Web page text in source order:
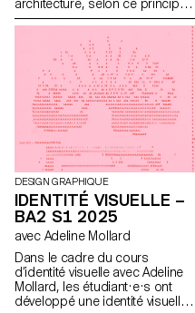
architecture, selon ce principe,
les caractéristiques uniques
d’un lieu sont prolongées dans
une réalisation. Les élèves de
2ème année en Design
graphique ont travaillé sur une
communication basée sur ce
principe et sur la réalisation
architecturale qui s’y réfère afin
d’en faire la promotion, ou de
prolonger la communication du
DESIGN GRAPHIQUE
IDENTITÉ VISUELLE –
BA2 S1 2025
avec Adeline Mollard
Dans le cadre du cours
d’identité visuelle avec Adeline
Mollard, les étudiant·e·s ont
développé une identité visuelle